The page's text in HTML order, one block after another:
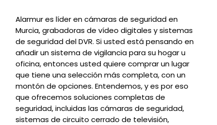
Alarmur es líder en cámaras de seguridad en
Murcia, grabadoras de vídeo digitales y sistemas
de seguridad del DVR. Si usted está pensando en
añadir un sistema de vigilancia para su hogar u
oficina, entonces usted quiere comprar un lugar
que tiene una selección más completa, con un
montón de opciones. Entendemos, y es por eso
que ofrecemos soluciones completas de
seguridad, incluidas las cámaras de seguridad,
sistemas de circuito cerrado de televisión,